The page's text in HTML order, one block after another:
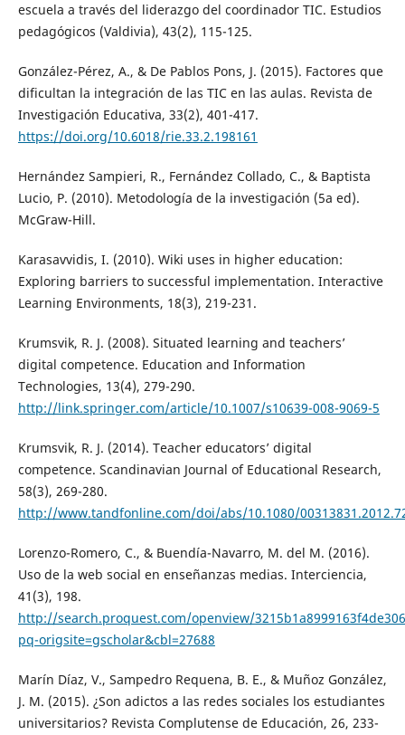
escuela a través del liderazgo del coordinador TIC. Estudios
pedagógicos (Valdivia), 43(2), 115-125.
González-Pérez, A., & De Pablos Pons, J. (2015). Factores que
dificultan la integración de las TIC en las aulas. Revista de
Investigación Educativa, 33(2), 401-417.
https://doi.org/10.6018/rie.33.2.198161
Hernández Sampieri, R., Fernández Collado, C., & Baptista
Lucio, P. (2010). Metodología de la investigación (5a ed).
McGraw-Hill.
Karasavvidis, I. (2010). Wiki uses in higher education:
Exploring barriers to successful implementation. Interactive
Learning Environments, 18(3), 219-231.
Krumsvik, R. J. (2008). Situated learning and teachers’
digital competence. Education and Information
Technologies, 13(4), 279-290.
http://link.springer.com/article/10.1007/s10639-008-9069-5
Krumsvik, R. J. (2014). Teacher educators’ digital
competence. Scandinavian Journal of Educational Research,
58(3), 269-280.
http://www.tandfonline.com/doi/abs/10.1080/
Lorenzo-Romero, C., & Buendía-Navarro, M. del M. (2016).
Uso de la web social en enseñanzas medias. Interciencia,
41(3), 198.
http://search.proquest.com/openview/
pq-origsite=gscholar&cbl=27688
Marín Díaz, V., Sampedro Requena, B. E., & Muñoz González,
J. M. (2015). ¿Son adictos a las redes sociales los estudiantes
universitarios? Revista Complutense de Educación, 26, 233-